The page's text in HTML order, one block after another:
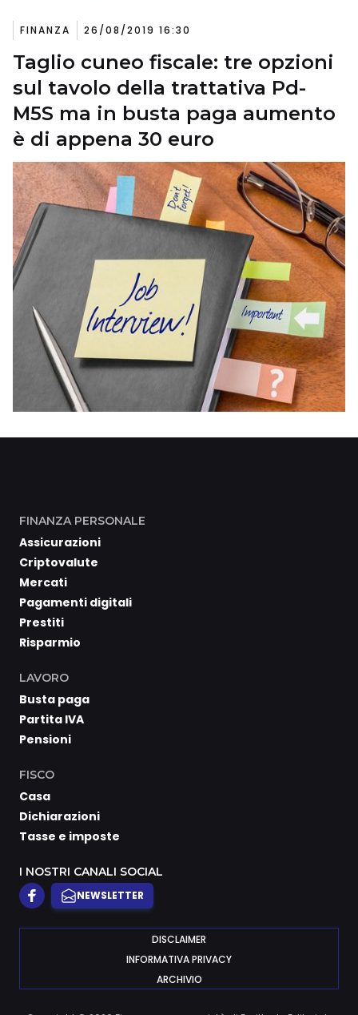
FINANZA 26/08/2019 16:30
Taglio cuneo fiscale: tre opzioni
sul tavolo della trattativa Pd-
M5S ma in busta paga aumento
è di appena 30 euro
FINANZA PERSONALE
Assicurazioni
Criptovalute
Mercati
Pagamenti digitali
Prestiti
Risparmio
LAVORO
Busta paga
Partita IVA
Pensioni
FISCO
Casa
Dichiarazioni
Tasse e imposte
I NOSTRI CANALI SOCIAL
NEWSLETTER
DISCLAIMER
INFORMATIVA PRIVACY
ARCHIVIO